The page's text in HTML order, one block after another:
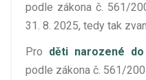
podle zákona č. 561/
31. 8. 2025, tedy tak
Pro děti narozené
podle zákona č. 561/